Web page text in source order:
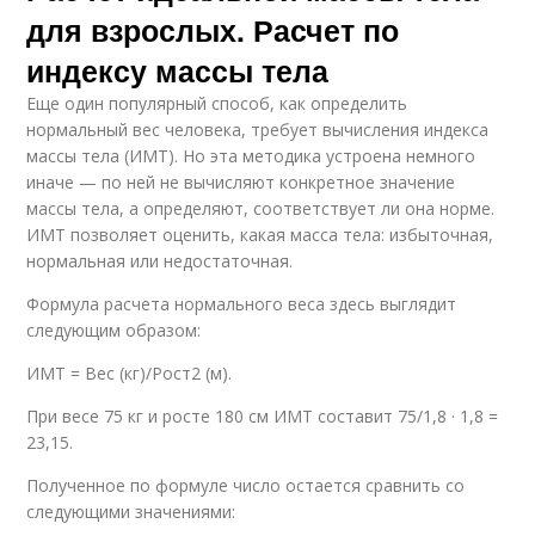
для взрослых. Расчет по
индексу массы тела
Еще один популярный способ, как определить
нормальный вес человека, требует вычисления индекса
массы тела (ИМТ). Но эта методика устроена немного
иначе — по ней не вычисляют конкретное значение
массы тела, а определяют, соответствует ли она норме.
ИМТ позволяет оценить, какая масса тела: избыточная,
нормальная или недостаточная.
Формула расчета нормального веса здесь выглядит
следующим образом:
ИМТ = Вес (кг)/Рост2 (м).
При весе 75 кг и росте 180 см ИМТ составит 75/1,8 · 1,8 =
23,15.
Полученное по формуле число остается сравнить со
следующими значениями: